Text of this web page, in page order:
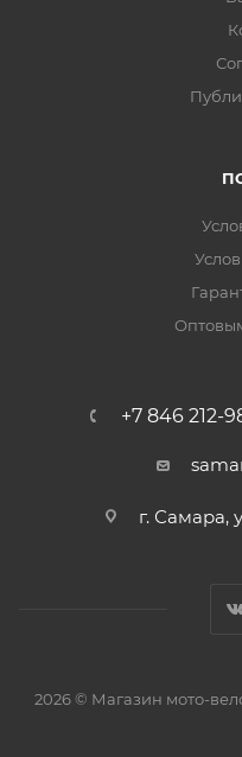
+7 846 212-
г. Самара,
2026 © Магазин мото-